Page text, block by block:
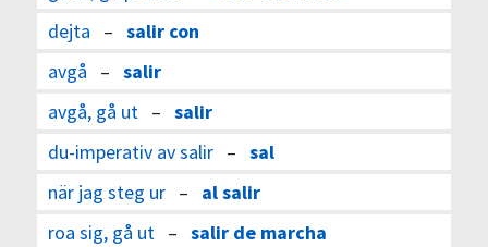
dejta – salir con
avgå – salir
avgå, gå ut – salir
du-imperativ av salir– sal
när jag steg ur– al salir
roa sig, gå ut – salir de marcha